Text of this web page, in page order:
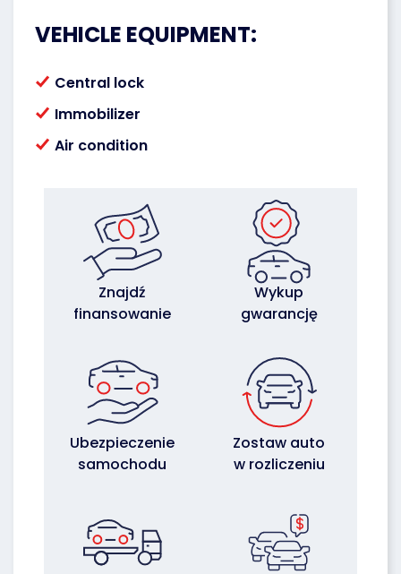
VEHICLE EQUIPMENT:
Central lock
Immobilizer
Air condition
Znajdź
finansowanie
Wykup
gwarancję
Ubezpieczenie
samochodu
Zostaw auto
w rozliczeniu